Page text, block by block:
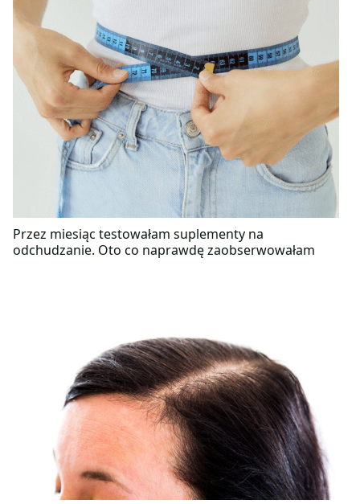
Przez miesiąc testowałam suplementy na
odchudzanie. Oto co naprawdę zaobserwowałam